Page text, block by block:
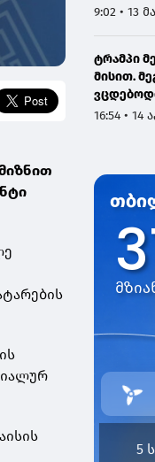
9:02 • 13
ტრამპი
მისით.
16:54 • 14